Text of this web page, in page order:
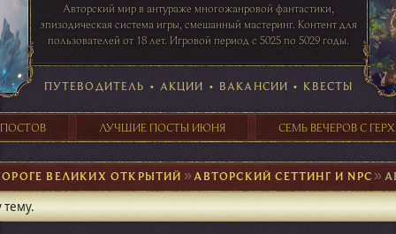
Авторский мир в антураже многожанровой фантастики,
эпизодическая система игры, смешанный мастеринг. Контент для
пользователей от 18 лет. Игровой период с 5025 по 5029 годы.
таблице игровой активности
41 ПОСТОВ 31 ПОСТОВ 29 ПОСТОВ 24 ПОСТОВ
ПУТЕВОДИТЕЛЬ • АКЦИИ • ВАКАНСИИ • КВЕСТЫ
ЛУЧШИЕ ПОСТЫ ИЮНЯ СЕМЬ ВЕЧЕРОВ С
ВЕЛИКИХ ОТКРЫТИЙ ►АВТОРСКИЙ СЕТТИНГ И NPC ►
тему.